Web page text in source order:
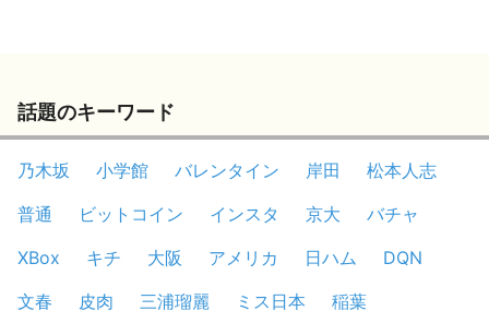
話題のキーワード
乃木坂 小学館 バレンタイン 岸田
松本人志
普通
ビットコイン インスタ 京大
バチャ
XBox
キチ 大阪 アメリカ 日ハム
DQN
文春
皮肉 三浦瑠麗 ミス日本
稲葉